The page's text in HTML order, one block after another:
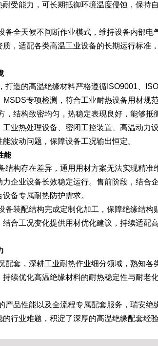
受能力，可长期抵御环境温度侵蚀，保持
备全天候不间断作业模式，维持设备内部电
，适配各类高温工业设备的长期运行标准
打造的高温绝缘材料严格遵循ISO9001、
专项检测，符合工业耐热设备用材规范
，结构致密均匀，热稳定表现良好，能够抵
业热处理设备、密闭工控装置、高温动力
波动问题，保障设备工况输出恒定。
能
结构存在差异，通用用材方案无法实现精准
企业设备长效稳定运行。售前阶段，结合
备专属耐热防护需求。
备装配结构完成定制化加工，保障绝缘结构
合工况变化提供用材优化建议，持续适配
配套，深耕工业耐热作业细分领域，熟知各
续优化高温绝缘材料的耐热稳定性与耐老
产品性能以及全流程专属配套服务，瑞安绝
行业难题，积淀了深厚的高温绝缘配套经